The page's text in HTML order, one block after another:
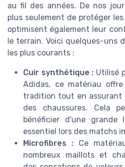
au fil des années. De nos
plus seulement de protéger
optimisent également leur
le terrain. Voici quelques-uns
les plus courants :
Cuir synthétique : Utilisé
Adidas, ce matériau
tradition tout en assurant
des chaussures. Cela
bénéficier d'une grande
essentiel lors des matchs
Microfibres : Ce
nombreux maillots et